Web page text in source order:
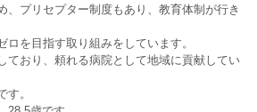
、プリセプター制度もあり、教育体制が行き
ロを目指す取り組みをしています。
ており、頼れる病院として地域に貢献してい
す。